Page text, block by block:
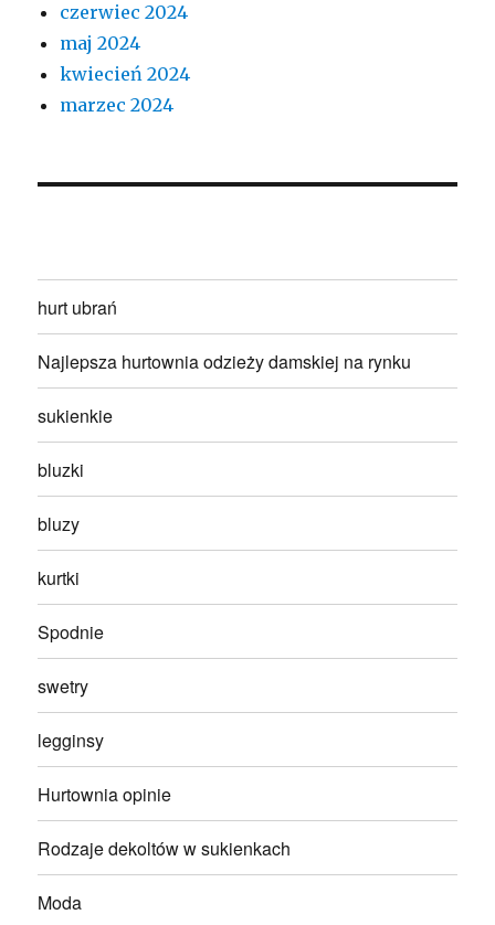
czerwiec 2024
maj 2024
kwiecień 2024
marzec 2024
hurt ubrań
Najlepsza hurtownia odzieży damskiej na rynku
sukienkie
bluzki
bluzy
kurtki
Spodnie
swetry
legginsy
Hurtownia opinie
Rodzaje dekoltów w sukienkach
Moda